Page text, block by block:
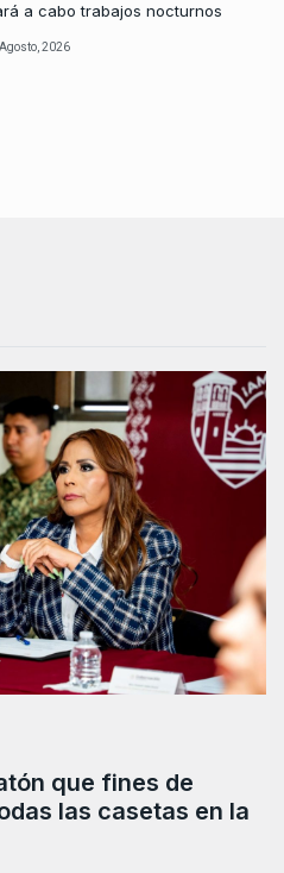
a cabo trabajos nocturnos
2026
que fines de
las casetas en la